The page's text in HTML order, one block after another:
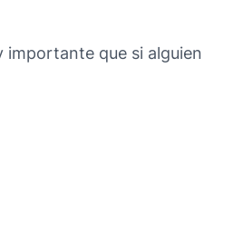
importante que si alguien